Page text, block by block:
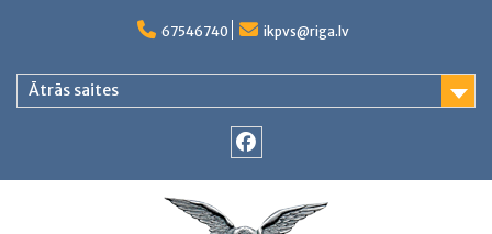
67546740 ikpvs@riga.lv
Ātrās saites